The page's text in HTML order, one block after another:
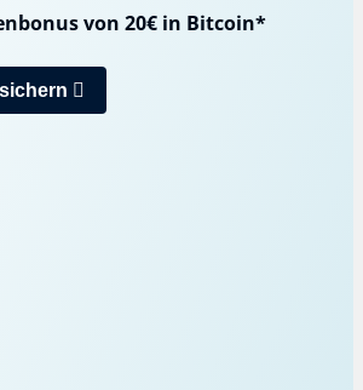
von 20€ in Bitcoin*